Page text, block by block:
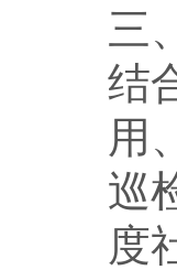
三
结
用
巡
度